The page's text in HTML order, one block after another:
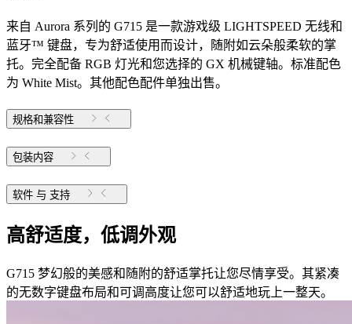
来自 Aurora 系列的 G715 是一款游戏级 LIGHTSPEED 无线和
蓝牙™ 键盘，专为舒适使用而设计，随附如云朵般柔软的掌
托。完全配备 RGB 灯光和您选择的 GX 机械键轴。标准配色
为 White Mist。其他配色配件单独出售。
规格和兼容性
包装内容
软件 与 支持
高舒适度，低调外观
G715 梦幻般的美感和随附的舒适掌托让您尽情享受。其紧凑
的无数字键盘布局和可调高度让您可以舒适地玩上一整天。